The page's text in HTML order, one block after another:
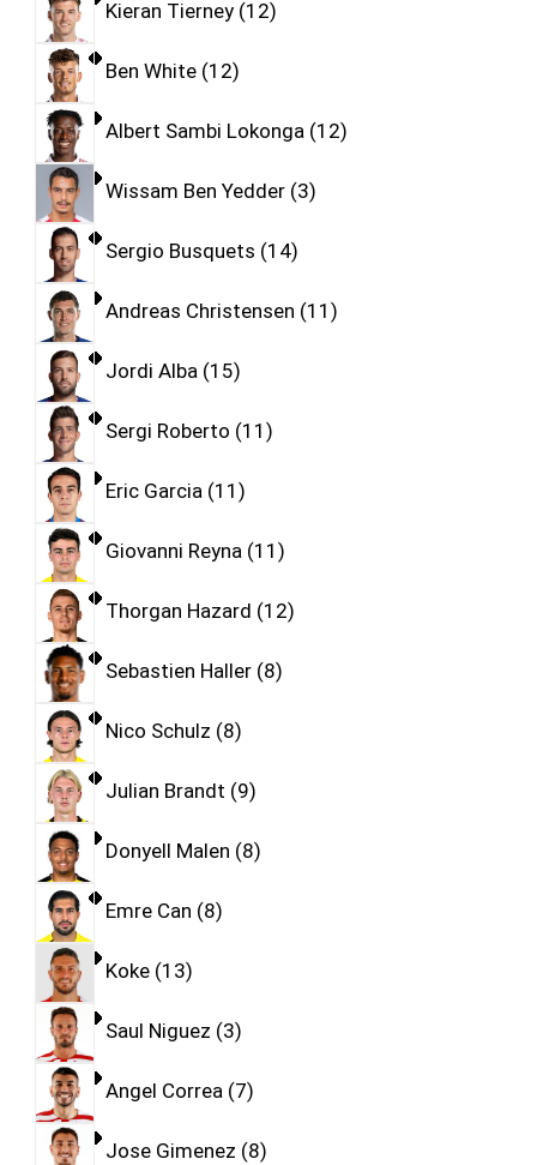
Kieran Tierney 12
Ben White 12
Albert Sambi Lokonga 12
Wissam Ben Yedder 3
Sergio Busquets 14
Andreas Christensen 11
Jordi Alba 15
Sergi Roberto 11
Eric Garcia 11
Giovanni Reyna 11
Thorgan Hazard 12
Sebastien Haller 8
Nico Schulz 8
Julian Brandt 9
Donyell Malen 8
Emre Can 8
Koke 13
Saul Niguez 3
Angel Correa 7
Jose Gimenez 8